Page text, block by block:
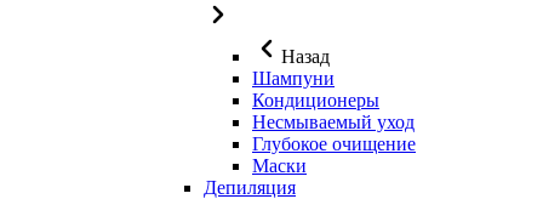
Назад
Шампуни
Кондиционеры
Несмываемый уход
Глубокое очищение
Маски
Депиляция